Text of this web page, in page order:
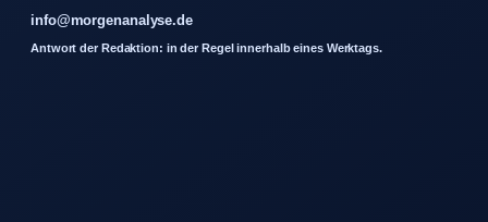
info@morgenanalyse.de
Antwort der Redaktion: in der Regel innerhalb eines Werktags.